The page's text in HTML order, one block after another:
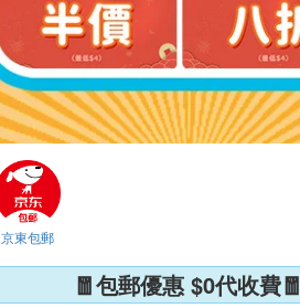
京東包郵
🧧包郵優惠 $0代收費🧧